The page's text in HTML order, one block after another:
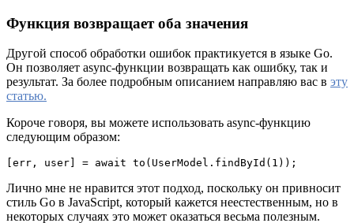
Функция возвращает оба значения
Другой способ обработки ошибок практикуется в языке Go.
Он позволяет async-функции возвращать как ошибку, так и
результат. За более подробным описанием направляю вас в эту
статью.
Короче говоря, вы можете использовать async-функцию
следующим образом:
[err, user] = await to(UserModel.findById(1));
Лично мне не нравится этот подход, поскольку он привносит
стиль Go в JavaScript, который кажется неестественным, но в
некоторых случаях это может оказаться весьма полезным.